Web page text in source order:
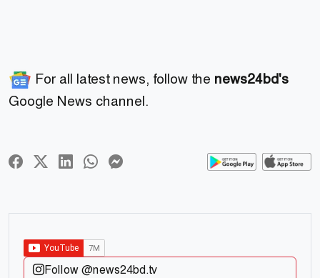
For all latest news, follow the news24bd's
Google News channel.
Follow @news24bd.tv